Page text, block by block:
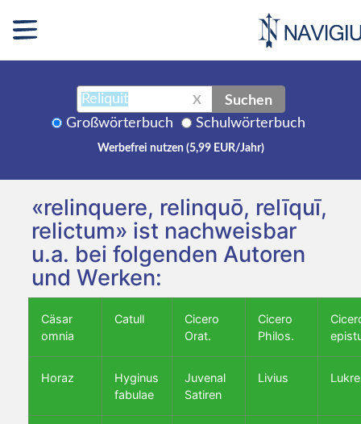
X Suchen
Großwörterbuch Schulwörterbuch
Werbefrei nutzen (5,99 EUR/Jahr)
«relinquere, relinquō, relīquī,
relictum» ist nachweisbar
u.a. bei folgenden Autoren
und Werken:
Cäsar
omnia
Catull
Cicero
Orat.
Cicero
Philos.
Horaz
Hyginus
fabulae
Juvenal
Satiren
Livius